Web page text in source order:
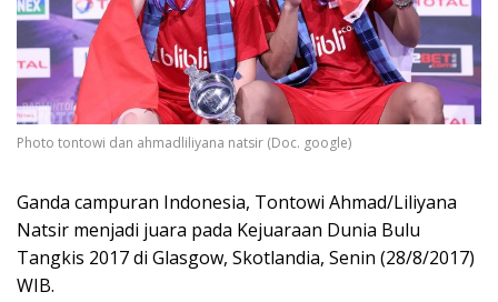
Photo tontowi dan ahmadliliyana natsir (Doc. google)
Ganda campuran Indonesia, Tontowi Ahmad/Liliyana
Natsir menjadi juara pada Kejuaraan Dunia Bulu
Tangkis 2017 di Glasgow, Skotlandia, Senin (28/8/2017)
WIB.